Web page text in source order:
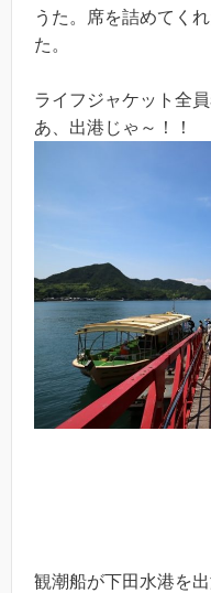
うた。席を詰めてく
た。
ライフジャケット全
あ、出港じゃ～！！
観潮船が下田水港を